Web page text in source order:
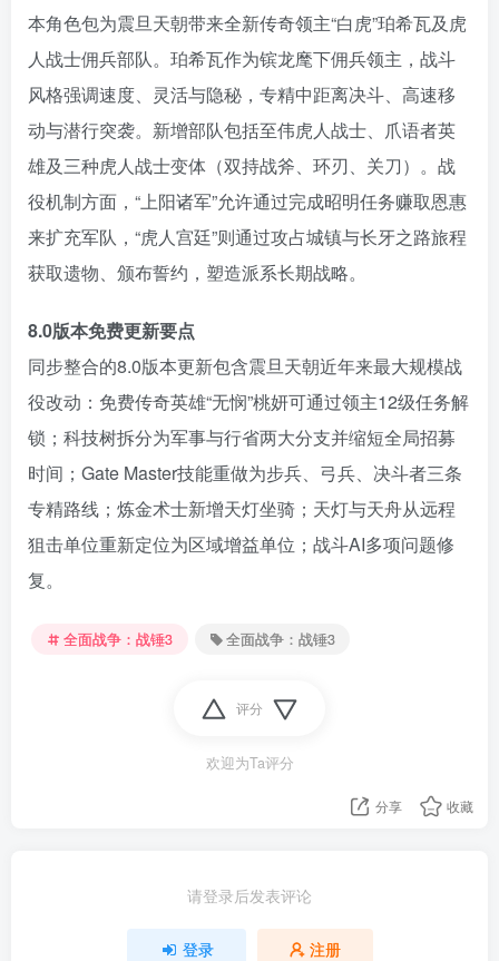
本角色包为震旦天朝带来全新传奇领主“白虎”珀希瓦及虎
人战士佣兵部队。珀希瓦作为镔龙麾下佣兵领主，战斗
风格强调速度、灵活与隐秘，专精中距离决斗、高速移
动与潜行突袭。新增部队包括至伟虎人战士、爪语者英
雄及三种虎人战士变体（双持战斧、环刃、关刀）。战
役机制方面，“上阳诸军”允许通过完成昭明任务赚取恩惠
来扩充军队，“虎人宫廷”则通过攻占城镇与长牙之路旅程
获取遗物、颁布誓约，塑造派系长期战略。
8.0版本免费更新要点
同步整合的8.0版本更新包含震旦天朝近年来最大规模战
役改动：免费传奇英雄“无悯”桃妍可通过领主12级任务解
锁；科技树拆分为军事与行省两大分支并缩短全局招募
时间；Gate Master技能重做为步兵、弓兵、决斗者三条
专精路线；炼金术士新增天灯坐骑；天灯与天舟从远程
狙击单位重新定位为区域增益单位；战斗AI多项问题修
复。
全面战争：战锤3 全面战争：战锤3
评分
欢迎为Ta评分
分享 收藏
请登录后发表评论
登录 注册